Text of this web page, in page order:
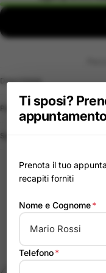
Ti sposi?
Prenota il tuo
recapiti forniti
Nome e Cognome*
Telefono*
Descrizione
Politica di reso
Spedizione